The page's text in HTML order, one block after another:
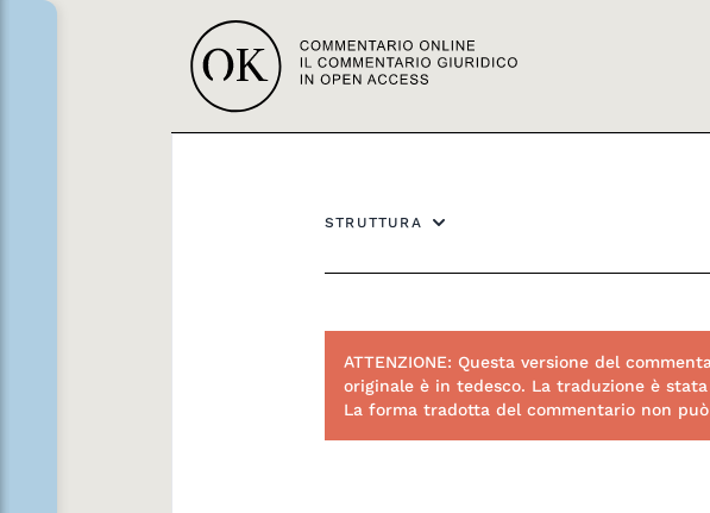
STRUTTURA
ATTENZIONE: Questa versione del
originale è in tedesco. La traduzione è
La forma tradotta del commentario non